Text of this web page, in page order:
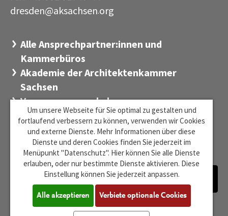
dresden@aksachsen·org
Alle Ansprechpartner:innen und
Kammerbüros
Akademie der Architektenkammer
Sachsen
Versorgungswerk der
Architektenkammer Sachsen
Stiftung Sächsischer Architekten
Zentrum für Baukultur Sachsen
Impressum Datenschutz
Um unsere Webseite für Sie optimal zu gestalten und
fortlaufend verbessern zu können, verwenden wir Cookies
und externe Dienste. Mehr Informationen über diese
Dienste und deren Cookies finden Sie jederzeit im
Menüpunkt "Datenschutz". Hier können Sie alle Dienste
erlauben, oder nur bestimmte Dienste aktivieren. Diese
Einstellung können Sie jederzeit anpassen.
Alle akzeptieren Verbiete optionale Cookies